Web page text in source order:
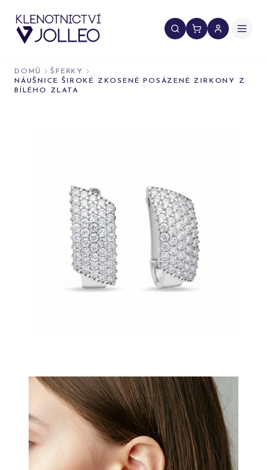
DOMŮ
ŠPERKY
NÁUŠNICE ŠIROKÉ ZKOSENÉ POSÁZENÉ ZIRKONY Z
BÍLÉHO ZLATA